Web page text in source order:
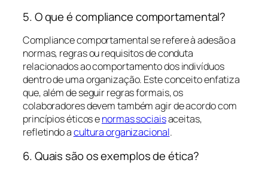
5. O que é compliance comportamental?
Compliance comportamental se refere à adesão a
normas, regras ou requisitos de conduta
relacionados ao comportamento dos indivíduos
dentro de uma organização. Este conceito enfatiza
que, além de seguir regras formais, os
colaboradores devem também agir de acordo com
princípios éticos enormas sociaisaceitas,
refletindo acultura organizacional.
6. Quais são os exemplos de ética?